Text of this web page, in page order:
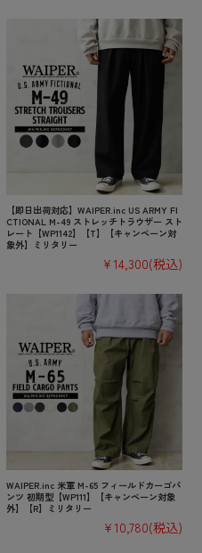
【即日出荷対応】WAIPER.inc US ARMY FI
CTIONAL M-49 ストレッチトラウザー スト
レート【WP1142】【T】【キャンペーン対
象外】ミリタリー
¥14,300(税込)
WAIPER.inc 米軍 M-65 フィールドカーゴパ
ンツ 初期型【WP111】【キャンペーン対象
外】【R】ミリタリー
¥10,780(税込)